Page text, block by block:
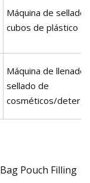
Máquina de sellado
cubos de plástico
Máquina de llenado
sellado de
cosméticos/